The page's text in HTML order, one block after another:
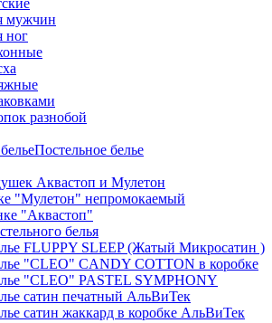
мужчин
ног
разнобой
Постельное белье
Аквастоп и Мулетон
"Мулетон" непромокаемый
"Аквастоп"
белья
FLUPPY SLEEP (Жатый Микросатин )
"CLEO" CANDY COTTON в коробке
"CLEO" PASTEL SYMPHONY
сатин печатный АльВиТек
сатин жаккард в коробке АльВиТек